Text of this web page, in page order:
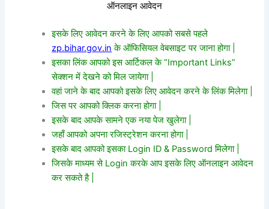
ऑनलाइन आवेदन
इसके लिए आवेदन करने के लिए आपको सबसे पहले
zp.bihar.gov.in के ऑफिसियल वेबसाइट पर जाना होगा |
इसका लिंक आपको इस आर्टिकल के “Important Links”
सेक्शन में देखने को मिल जायेगा |
वहां जाने के बाद आपको इसके लिए आवेदन करने के लिंक मिलेगा |
जिस पर आपको क्लिक करना होगा |
इसके बाद आपके सामने एक नया पेज खुलेगा |
जहाँ आपको अपना रजिस्ट्रेशन करना होगा |
इसके बाद आपको इसका Login ID & Password मिलेगा |
जिसके माध्यम से Login करके आप इसके लिए ऑनलाइन आवेदन
कर सकते है |